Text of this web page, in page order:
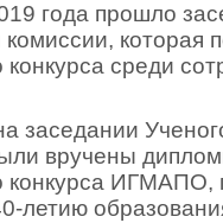
года прошло
комиссии, которая
конкурса среди
заседании
вручены
конкурса ИГМАПО,
летию